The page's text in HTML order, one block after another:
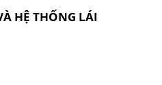
HỆ THỐNG LÁI